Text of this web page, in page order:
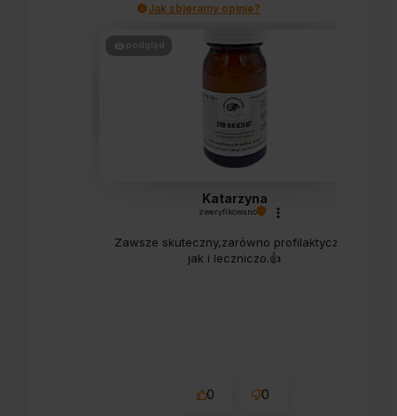
Jak zbieramy opinie?
podgląd
Katarzyna
zweryfikowano
Zawsze skuteczny,zarówno profilaktycznie
jak i leczniczo.👍️
0 0